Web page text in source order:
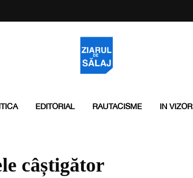
EDITORIAL RAUTACISME IN VIZOR
câștigător